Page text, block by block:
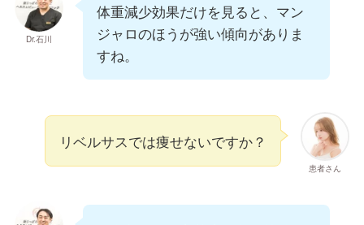
Dr.石川
体重減少効果だけを見ると、マン
ジャロのほうが強い傾向がありま
すね。
患者さん
リベルサスでは痩せないですか？